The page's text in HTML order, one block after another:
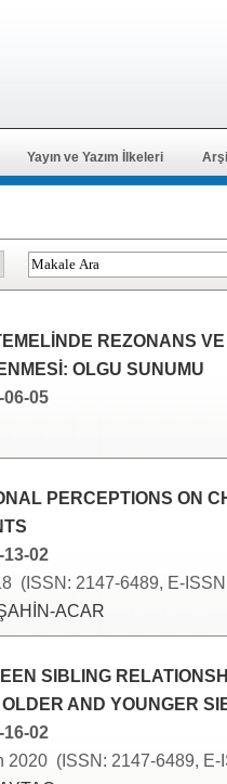
Yayın ve Yazım İlkeleri
REZONANS
OLGU SUNUMU
06-05
PERCEPTIONS ON
13-02
(ISSN: 2147-6489, E-
ACAR
SIBLING
AND YOUNGER
16-02
2020 (ISSN: 2147-6489, E-